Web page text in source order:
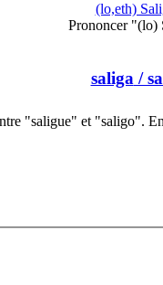
(lo,eth)
Prononcer "(lo)
saliga /
"saligue" et "saligo".